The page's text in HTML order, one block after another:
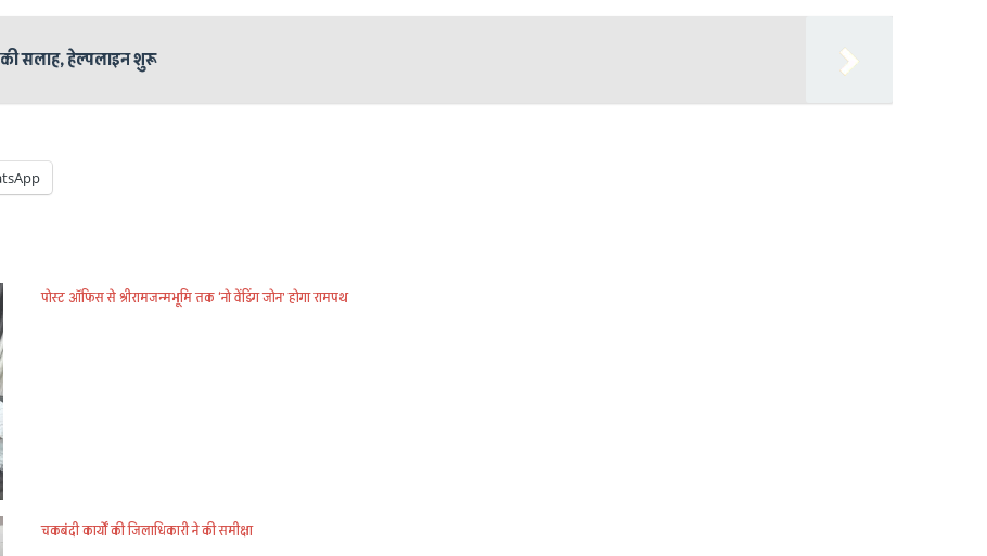
सलाह, हेल्पलाइन शुरू
पोस्ट ऑफिस से श्रीरामजन्मभूमि तक ‘नो वेंडिंग जोन’ होगा रामपथ
चकबंदी कार्यों की जिलाधिकारी ने की समीक्षा